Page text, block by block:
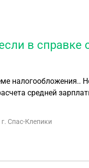
в справке
налогообложения..
средней
и + пени за
Спас-Клепики